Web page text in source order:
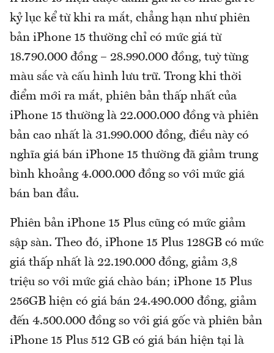
kỷ lục kể từ khi ra mắt, chẳng hạn như phiên
bản iPhone 15 thường chỉ có mức giá từ
18.790.000 đồng – 28.990.000 đồng, tuỳ từng
màu sắc và cấu hình lưu trữ. Trong khi thời
điểm mới ra mắt, phiên bản thấp nhất của
iPhone 15 thường là 22.000.000 đồng và phiên
bản cao nhất là 31.990.000 đồng, điều này có
nghĩa giá bán iPhone 15 thường đã giảm trung
bình khoảng 4.000.000 đồng so với mức giá
bán ban đầu.
Phiên bản iPhone 15 Plus cũng có mức giảm
sập sàn. Theo đó, iPhone 15 Plus 128GB có mức
giá thấp nhất là 22.190.000 đồng, giảm 3,8
triệu so với mức giá chào bán; iPhone 15 Plus
256GB hiện có giá bán 24.490.000 đồng, giảm
đến 4.500.000 đồng so với giá gốc và phiên bản
iPhone 15 Plus 512 GB có giá bán hiện tại là